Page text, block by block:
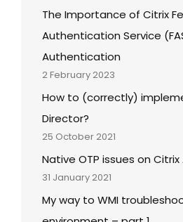
The Importance of Citrix
Authentication Service
Authentication
2 February 2023
How to (correctly)
Director?
25 October 2021
Native OTP issues on Citrix
31 January 2021
My way to WMI